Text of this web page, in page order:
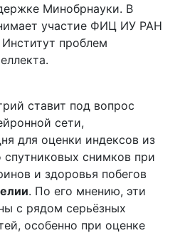
Минобрнауки. В
участие ФИЦ ИУ РАН
проблем
ставит под вопрос
сети,
для оценки индексов из
спутниковых снимков при
и здоровья побегов
. По его мнению, эти
с рядом серьёзных
особенно при оценке